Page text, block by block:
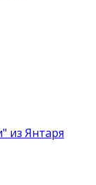
из Янтаря